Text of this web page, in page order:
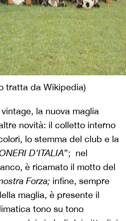
tratta da Wikipedia)
la nuova maglia
novità: il colletto interno
lo stemma del club e la
D’ITALIA”; nel
è ricamato il motto del
Forza; infine, sempre
maglia, è presente il
tono su tono